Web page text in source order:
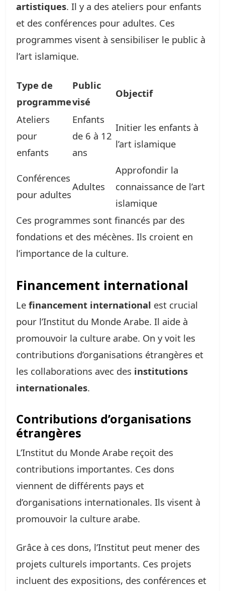
artistiques. Il y a des ateliers pour enfants
et des conférences pour adultes. Ces
programmes visent à sensibiliser le public à
l’art islamique.
Type de
programme
Public
visé
Objectif
Ateliers
pour
enfants
Enfants
de 6 à 12
ans
Initier les enfants à
l’art islamique
Conférences
pour adultes
Adultes
Approfondir la
connaissance de l’art
islamique
Ces programmes sont financés par des
fondations et des mécènes. Ils croient en
l’importance de la culture.
Financement international
Le financement international est crucial
pour l’Institut du Monde Arabe. Il aide à
promouvoir la culture arabe. On y voit les
contributions d’organisations étrangères et
les collaborations avec des institutions
internationales.
Contributions d’organisations
étrangères
L’Institut du Monde Arabe reçoit des
contributions importantes. Ces dons
viennent de différents pays et
d’organisations internationales. Ils visent à
promouvoir la culture arabe.
Grâce à ces dons, l’Institut peut mener des
projets culturels importants. Ces projets
incluent des expositions, des conférences et